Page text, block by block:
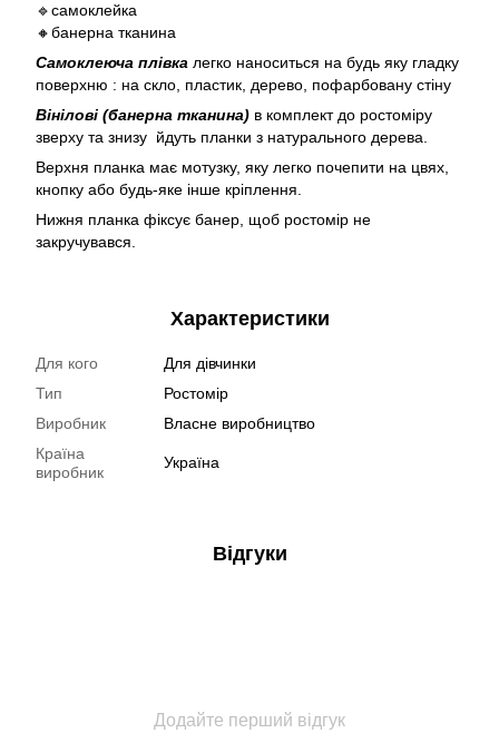
🔹самоклейка
🔸банерна тканина
Самоклеюча плівка легко наноситься на будь яку гладку
поверхню : на скло, пластик, дерево, пофарбовану стіну
Вінілові (банерна тканина) в комплект до ростоміру
зверху та знизу йдуть планки з натурального дерева.
Верхня планка має мотузку, яку легко почепити на цвях,
кнопку або будь-яке інше кріплення.
Нижня планка фіксує банер, щоб ростомір не
закручувався.
Характеристики
Для кого
Для дівчинки
Тип
Ростомір
Виробник
Власне виробництво
Країна
виробник
Україна
Відгуки
Додайте перший відгук